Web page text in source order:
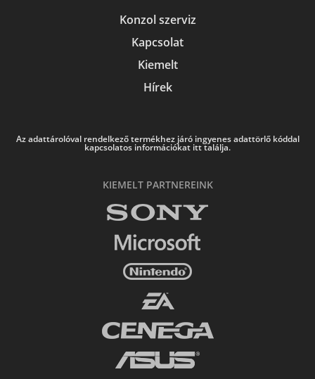
Konzol szerviz
Kapcsolat
Kiemelt
Hírek
Az adattárolóval rendelkező termékhez járó ingyenes adattörlő kóddal
kapcsolatos információkat itt találja.
KIEMELT PARTNEREINK